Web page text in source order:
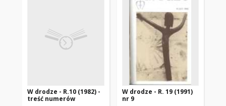
W drodze - R.10 (1982) -
treść numerów
W drodze - R. 19 (1991)
nr 9